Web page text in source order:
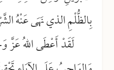
بِالظُّلْمِ الذي نَهَى عَنْهُ
لَقَدْ أَعْطَى اللهُ